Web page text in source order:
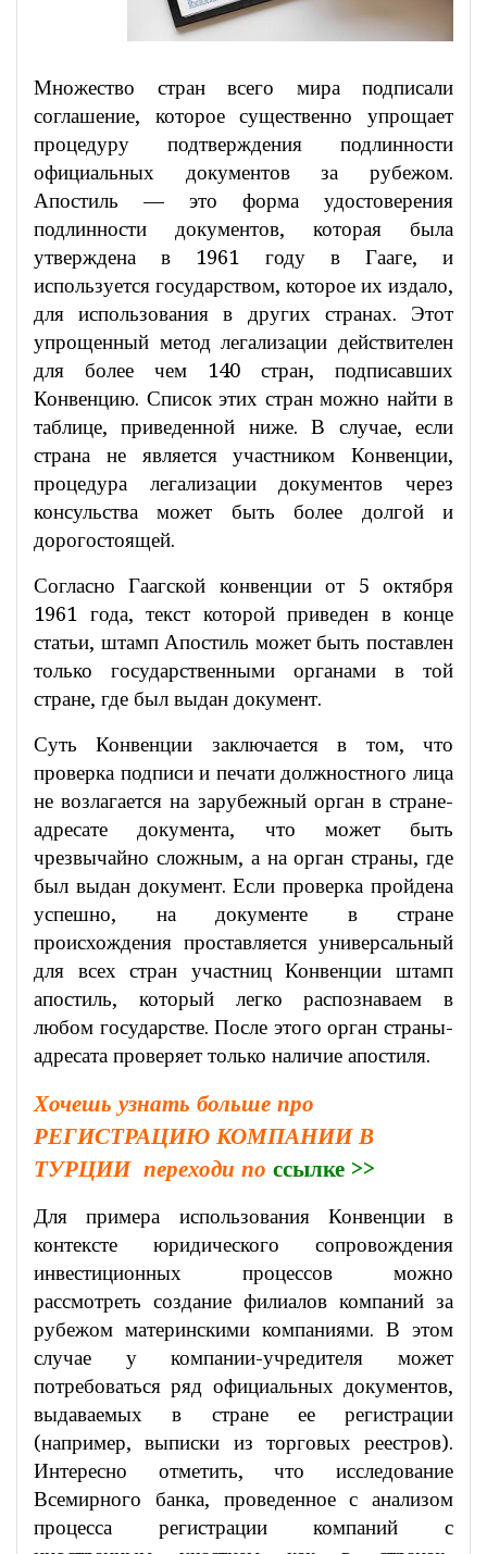
Множество стран всего мира подписали
соглашение, которое существенно упрощает
процедуру подтверждения подлинности
официальных документов за рубежом.
Апостиль — это форма удостоверения
подлинности документов, которая была
утверждена в 1961 году в Гааге, и
используется государством, которое их издало,
для использования в других странах. Этот
упрощенный метод легализации действителен
для более чем 140 стран, подписавших
Конвенцию. Список этих стран можно найти в
таблице, приведенной ниже. В случае, если
страна не является участником Конвенции,
процедура легализации документов через
консульства может быть более долгой и
дорогостоящей.
Согласно Гаагской конвенции от 5 октября
1961 года, текст которой приведен в конце
статьи, штамп Апостиль может быть поставлен
только государственными органами в той
стране, где был выдан документ.
Суть Конвенции заключается в том, что
проверка подписи и печати должностного лица
не возлагается на зарубежный орган в стране-
адресате документа, что может быть
чрезвычайно сложным, а на орган страны, где
был выдан документ. Если проверка пройдена
успешно, на документе в стране
происхождения проставляется универсальный
для всех стран участниц Конвенции штамп
апостиль, который легко распознаваем в
любом государстве. После этого орган страны-
адресата проверяет только наличие апостиля.
Хочешь узнать больше про
РЕГИСТРАЦИЮ КОМПАНИИ В
ТУРЦИИ переходи по ссылке >>
Для примера использования Конвенции в
контексте юридического сопровождения
инвестиционных процессов можно
рассмотреть создание филиалов компаний за
рубежом материнскими компаниями. В этом
случае у компании-учредителя может
потребоваться ряд официальных документов,
выдаваемых в стране ее регистрации
(например, выписки из торговых реестров).
Интересно отметить, что исследование
Всемирного банка, проведенное с анализом
процесса регистрации компаний с